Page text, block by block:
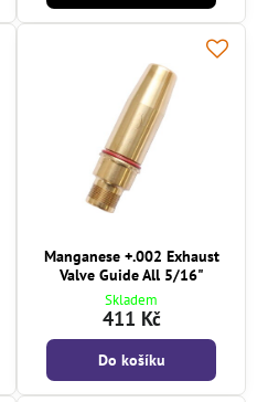
Manganese +.002 Exhaust
Valve Guide All 5/16"
Skladem
411 Kč
Do košíku